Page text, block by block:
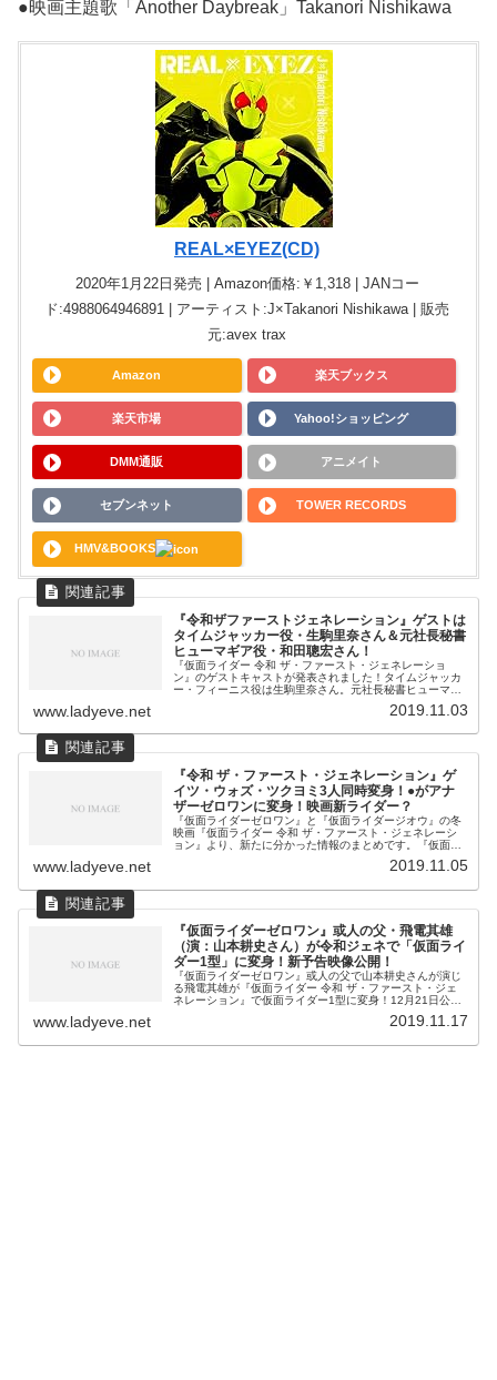
●映画主題歌「Another Daybreak」Takanori Nishikawa
REAL×EYEZ(CD)
2020年1月22日発売 | Amazon価格:￥1,318 | JANコー
ド:4988064946891 | アーティスト:J×Takanori Nishikawa | 販売
元:avex trax
Amazon 楽天ブックス
楽天市場 Yahoo!ショッピング
DMM通販 アニメイト
セブンネット TOWER RECORDS
HMV&BOOKS
『令和ザファーストジェネレーション』ゲストは
タイムジャッカー役・生駒里奈さん＆元社長秘書
ヒューマギア役・和田聰宏さん！
『仮面ライダー 令和 ザ・ファースト・ジェネレーショ
ン』のゲストキャストが発表されました！タイムジャッカ
ー・フィーニス役は生駒里奈さん。元社長秘書ヒューマギ
www.ladyeve.net 2019.11.03
『令和 ザ・ファースト・ジェネレーション』ゲ
イツ・ウォズ・ツクヨミ3人同時変身！●がアナ
ザーゼロワンに変身！映画新ライダー？
『仮面ライダーゼロワン』と『仮面ライダージオウ』の冬
映画『仮面ライダー 令和 ザ・ファースト・ジェネレーシ
ョン』より、新たに分かった情報のまとめです。『仮面ラ
www.ladyeve.net 2019.11.05
『仮面ライダーゼロワン』或人の父・飛電其雄
（演：山本耕史さん）が令和ジェネで「仮面ライ
ダー1型」に変身！新予告映像公開！
『仮面ライダーゼロワン』或人の父で山本耕史さんが演じ
る飛電其雄が『仮面ライダー 令和 ザ・ファースト・ジェ
ネレーション』で仮面ライダー1型に変身！12月21日公開
www.ladyeve.net 2019.11.17